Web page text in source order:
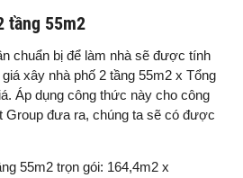
tầng 55m2
chuẩn bị để làm nhà sẽ được tính
xây nhà phố 2 tầng 55m2 x Tổng
Áp dụng công thức này cho công
Group đưa ra, chúng ta sẽ có được
55m2 trọn gói: 164,4m2 x